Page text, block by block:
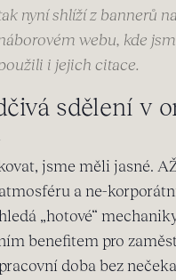
nyní shlíží z bannerů na
webu, kde
i jejich citace.
sdělení v
jsme měli jasné.
a ne-
„hotové“
benefitem pro
doba bez